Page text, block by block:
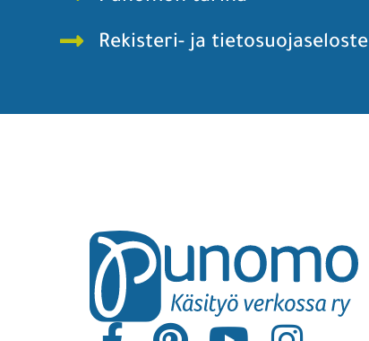
Rekisteri- ja tietosuojaseloste